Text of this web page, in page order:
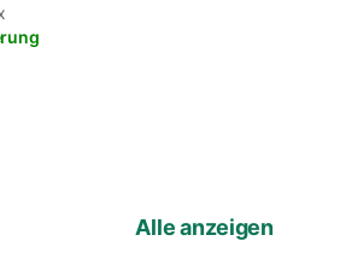
Alle anzeigen